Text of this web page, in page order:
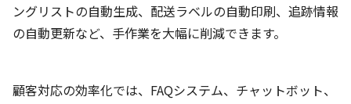
ングリストの自動生成、配送ラベルの自動印刷、追跡情報
の自動更新など、手作業を大幅に削減できます。
顧客対応の効率化では、FAQシステム、チャットボット、